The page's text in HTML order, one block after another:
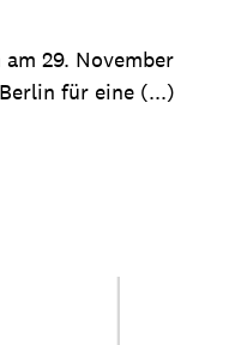
am 29. November
für eine (...)